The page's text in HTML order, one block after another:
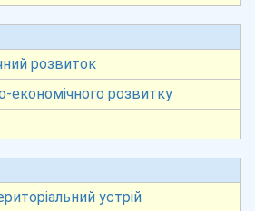
розвиток
економічного розвитку
устрій